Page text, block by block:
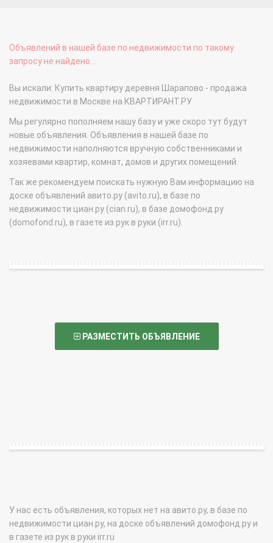
Объявлений в нашей базе по недвижимости по такому
запросу не найдено...
Вы искали: Купить квартиру деревня Шарапово - продажа
недвижимости в Москве на КВАРТИРАНТ.РУ
Мы регулярно пополняем нашу базу и уже скоро тут будут
новые объявления. Объявления в нашей базе по
недвижимости наполняются вручную собственниками и
хозяевами квартир, комнат, домов и других помещений.
Так же рекомендуем поискать нужную Вам информацию на
доске объявлений авито.ру (avito.ru), в базе по
недвижимости циан.ру (cian.ru), в базе домофонд.ру
(domofond.ru), в газете из рук в руки (irr.ru).
РАЗМЕСТИТЬ ОБЪЯВЛЕНИЕ
У нас есть объявления, которых нет на авито.ру, в базе по
недвижимости циан.ру, на доске объявлений домофонд.ру и
в газете из рук в руки irr.ru